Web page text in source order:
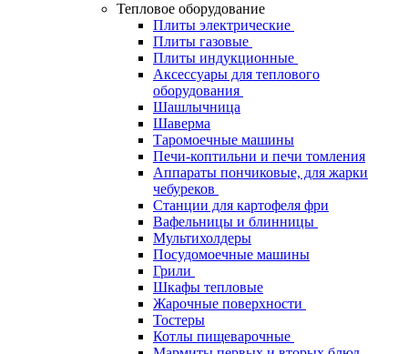
Тепловое оборудование
Плиты электрические
Плиты газовые
Плиты индукционные
Аксессуары для теплового
оборудования
Шашлычница
Шаверма
Таромоечные машины
Печи-коптильни и печи томления
Аппараты пончиковые, для жарки
чебуреков
Станции для картофеля фри
Вафельницы и блинницы
Мультихолдеры
Посудомоечные машины
Грили
Шкафы тепловые
Жарочные поверхности
Тостеры
Котлы пищеварочные